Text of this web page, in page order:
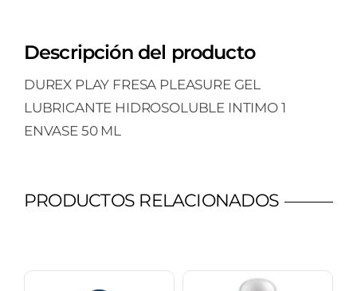
Descripción del producto
DUREX PLAY FRESA PLEASURE GEL
LUBRICANTE HIDROSOLUBLE INTIMO 1
ENVASE 50 ML
PRODUCTOS RELACIONADOS